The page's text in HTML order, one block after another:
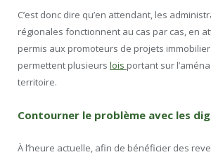
C’est donc dire qu’en attendant, les
régionales fonctionnent au cas par cas, en
permis aux promoteurs de projets
permettent plusieurs lois portant sur
territoire.
Contourner le problème avec les
À l’heure actuelle, afin de bénéficier des